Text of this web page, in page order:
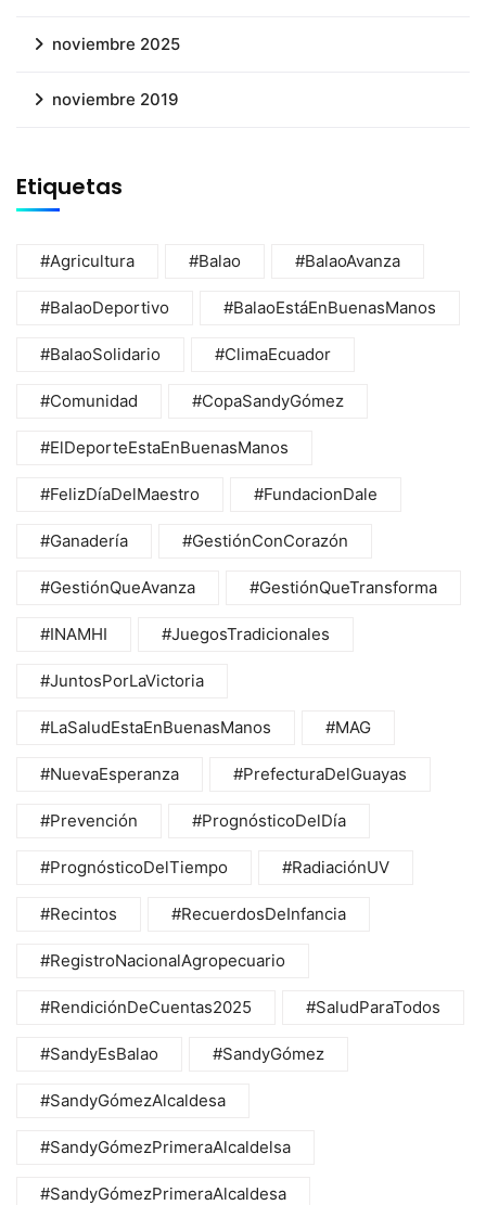
noviembre 2025
noviembre 2019
Etiquetas
#Agricultura #Balao #BalaoAvanza
#BalaoDeportivo #BalaoEstáEnBuenasManos
#BalaoSolidario #ClimaEcuador
#Comunidad #CopaSandyGómez
#ElDeporteEstaEnBuenasManos
#FelizDíaDelMaestro #FundacionDale
#Ganadería #GestiónConCorazón
#GestiónQueAvanza #GestiónQueTransforma
#INAMHI #JuegosTradicionales
#JuntosPorLaVictoria
#LaSaludEstaEnBuenasManos #MAG
#NuevaEsperanza #PrefecturaDelGuayas
#Prevención #PrognósticoDelDía
#PrognósticoDelTiempo #RadiaciónUV
#Recintos #RecuerdosDeInfancia
#RegistroNacionalAgropecuario
#RendiciónDeCuentas2025 #SaludParaTodos
#SandyEsBalao #SandyGómez
#SandyGómezAlcaldesa
#SandyGómezPrimeraAlcaldelsa
#SandyGómezPrimeraAlcaldesa